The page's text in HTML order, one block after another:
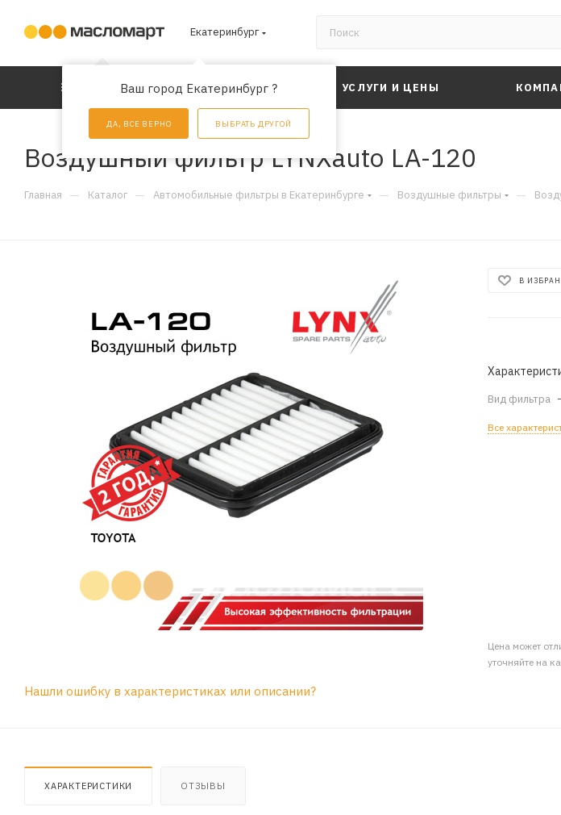
Екатеринбург
Ваш город Екатеринбург ?
ДА, ВСЕ ВЕРНО ВЫБРАТЬ ДРУГОЙ
КАТАЛОГ АКЦИИ УСЛУГИ И ЦЕНЫ
Воздушный фильтр LYNXauto LA-120
Главная — Каталог — Автомобильные фильтры в Екатеринбурге — Воздушные фильтры —
В
Вид фильтра
Все
Цена может
уточняйте на
Нашли ошибку в характеристиках или описании?
ХАРАКТЕРИСТИКИ ОТЗЫВЫ